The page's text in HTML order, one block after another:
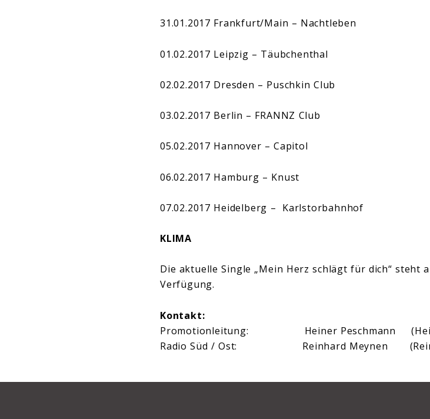
31.01.2017 Frankfurt/Main – Nachtleben
01.02.2017 Leipzig – Täubchenthal
02.02.2017 Dresden – Puschkin Club
03.02.2017 Berlin – FRANNZ Club
05.02.2017 Hannover – Capitol
06.02.2017 Hamburg – Knust
07.02.2017 Heidelberg – Karlstorbahnhof
KLIMA
Die aktuelle Single „Mein Herz schlägt für dich“ steht
Verfügung.
Kontakt:
Promotionleitung: Heiner Peschmann
Radio Süd / Ost: Reinhard Meynen